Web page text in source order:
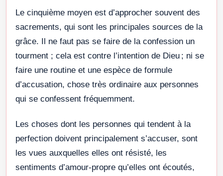
Le cinquième moyen est d’approcher souvent des
sacrements, qui sont les principales sources de la
grâce. Il ne faut pas se faire de la confession un
tourment ; cela est contre l’intention de Dieu ; ni se
faire une routine et une espèce de formule
d’accusation, chose très ordinaire aux personnes
qui se confessent fréquemment.
Les choses dont les personnes qui tendent à la
perfection doivent principalement s’accuser, sont
les vues auxquelles elles ont résisté, les
sentiments d’amour-propre qu’elles ont écoutés,